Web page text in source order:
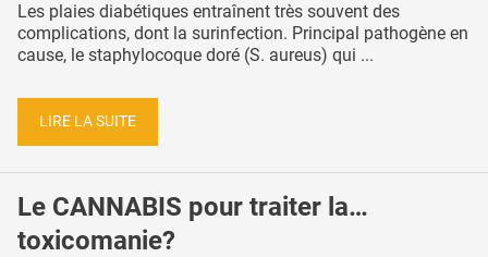
Les plaies diabétiques entraînent très souvent des
complications, dont la surinfection. Principal pathogène en
cause, le staphylocoque doré (S. aureus) qui ...
LIRE LA SUITE
Le CANNABIS pour traiter la…
toxicomanie?